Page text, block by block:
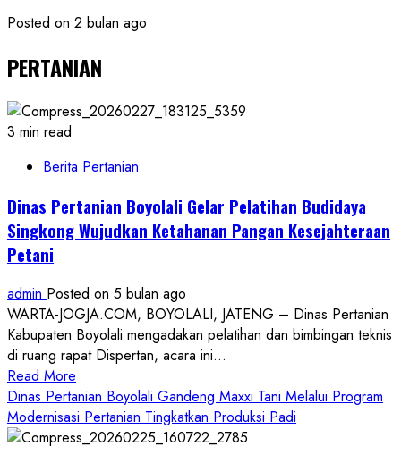
Posted on 2 bulan ago
PERTANIAN
3 min read
Berita Pertanian
Dinas Pertanian Boyolali Gelar Pelatihan Budidaya
Singkong Wujudkan Ketahanan Pangan Kesejahteraan
Petani
admin Posted on 5 bulan ago
WARTA-JOGJA.COM, BOYOLALI, JATENG – Dinas Pertanian
Kabupaten Boyolali mengadakan pelatihan dan bimbingan teknis
di ruang rapat Dispertan, acara ini...
Read More
more
about
Dinas
Dinas Pertanian Boyolali Gandeng Maxxi Tani Melalui Program
Modernisasi Pertanian Tingkatkan Produksi Padi